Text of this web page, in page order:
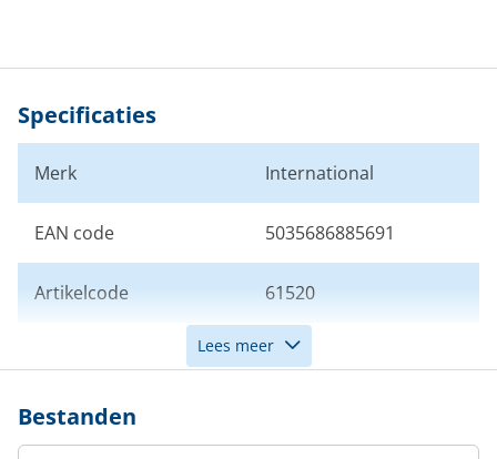
Specificaties
Merk International
EAN code 5035686885691
Artikelcode 61520
Wit
Lees meer
Bestanden